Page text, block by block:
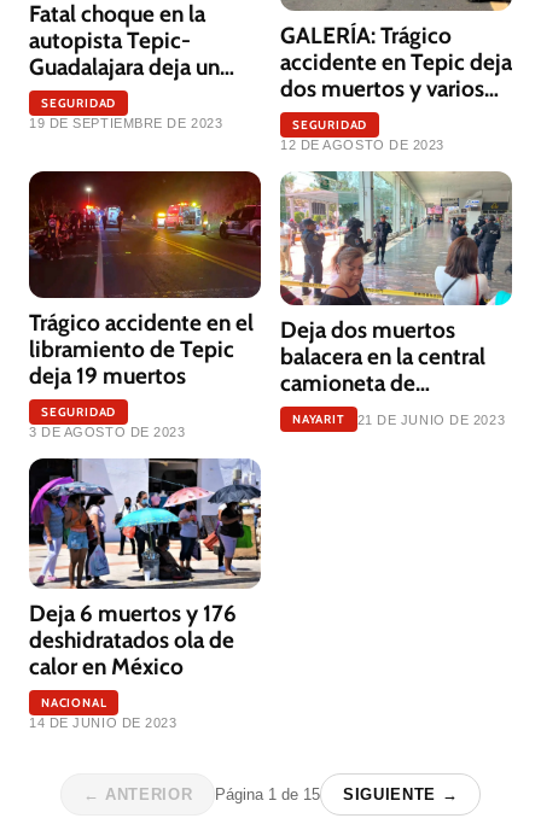
Fatal choque en la
autopista Tepic-
Guadalajara deja un
muerto y tres heridos
SEGURIDAD
19 DE SEPTIEMBRE DE 2023
GALERÍA: Trágico
accidente en Tepic deja
dos muertos y varios
heridos
SEGURIDAD
12 DE AGOSTO DE 2023
Trágico accidente en el
libramiento de Tepic
deja 19 muertos
SEGURIDAD
3 DE AGOSTO DE 2023
Deja dos muertos
balacera en la central
camioneta de
Taxqueña
NAYARIT 21 DE JUNIO DE 2023
Deja 6 muertos y 176
deshidratados ola de
calor en México
NACIONAL
14 DE JUNIO DE 2023
← ANTERIOR Página 1 de 15 SIGUIENTE →